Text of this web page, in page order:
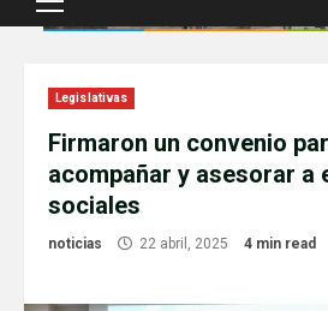
Primary
Menu
Legislativas
Firmaron un convenio
acompañar y asesorar a
sociales
noticias 22 abril, 2025 4 min read